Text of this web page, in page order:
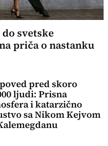
svetske
priča o nastanku
pred skoro
ljudi: Prisna
i katarzično
sa Nikom Kejvom